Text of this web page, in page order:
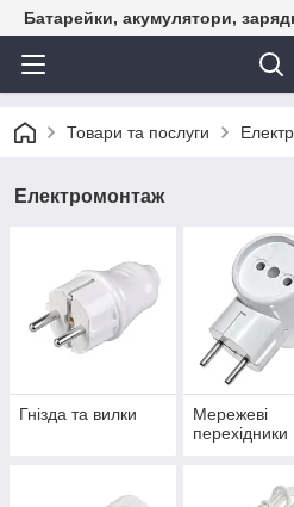
Батарейки, акумулятори,
Товари та послуги
Електромонтаж
Гнізда та вилки
Мережеві
перехідники